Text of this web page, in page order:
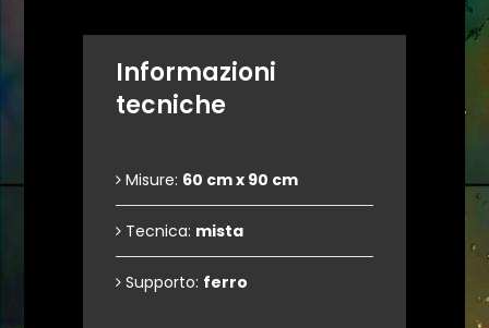
Informazioni
tecniche
Misure: 60 cm x 90 cm
Tecnica: mista
Supporto: ferro